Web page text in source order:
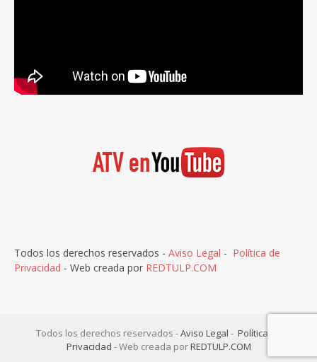
Todos los derechos reservados - Aviso Legal - Política de
Privacidad - Web creada por REDTULP.COM
Todos los derechos reservados -Aviso Legal - Política de
Privacidad - Web creada porREDTULP.COM